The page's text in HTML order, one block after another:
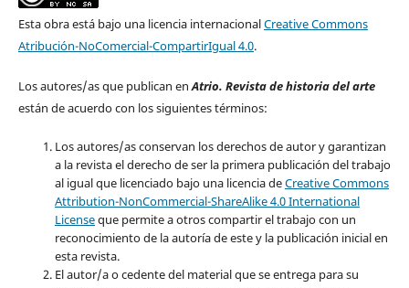
Esta obra está bajo una licencia internacionalCreative Commons
Atribución-NoComercial-CompartirIgual 4.0.
Los autores/as que publican enAtrio. Revista de historia del arte
están de acuerdo con los siguientes términos:
Los autores/as conservan los derechos de autor y garantizan
a la revista el derecho de ser la primera publicación del trabajo
al igual que licenciado bajo una licencia deCreative Commons
Attribution-NonCommercial-ShareAlike 4.0 International
Licenseque permite a otros compartir el trabajo con un
reconocimiento de la autoría de este y la publicación inicial en
esta revista.
El autor/a o cedente del material que se entrega para su